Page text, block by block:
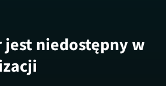
jest niedostępny w